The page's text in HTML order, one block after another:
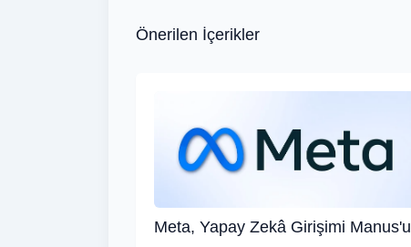
Önerilen İçerikler
Meta, Yapay Zekâ Girişimi Manus'u